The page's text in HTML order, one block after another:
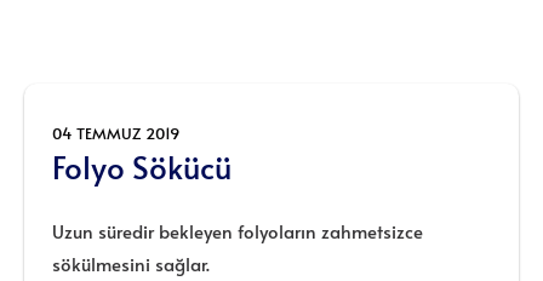
04 TEMMUZ 2019
Folyo Sökücü
Uzun süredir bekleyen folyoların zahmetsizce
sökülmesini sağlar.